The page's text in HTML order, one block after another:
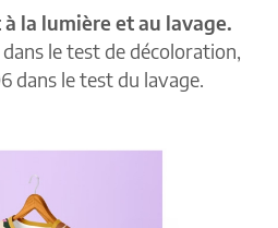
la lumière et au lavage.
dans le test de décoloration,
dans le test du lavage.